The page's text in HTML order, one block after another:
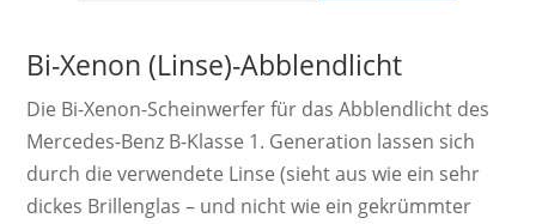
Bi-Xenon (Linse)-Abblendlicht
Die Bi-Xenon-Schein­werf­er für das Abblendlicht des
Mercedes-Benz B-Klasse 1. Ge­ne­ra­ti­on las­sen sich
durch die ver­wen­dete Linse (sieht aus wie ein sehr
dickes Brillen­glas – und nicht wie ein ge­krümm­ter